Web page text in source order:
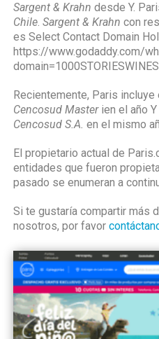
Sargent & Krahn desde Y.
Chile. Sargent & Krahn con
es Select Contact Domain
https://www.godaddy.com/
Recientemente, Paris
Cencosud Masterien el año Y
Cencosud S.A. en el mismo
El propietario actual de
entidades que fueron
pasado se enumeran a
Si te gustaría compartir más
nosotros, por favor